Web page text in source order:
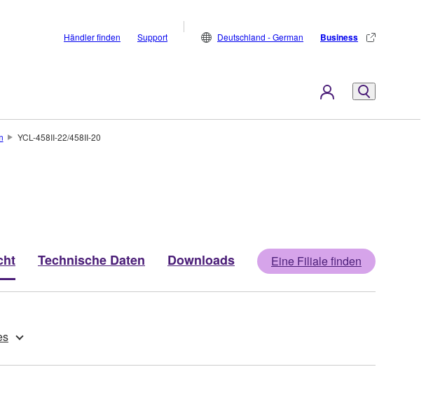
Händler finden Support Deutschland - German Business
YCL-458II-22/458II-20
Technische Daten Downloads Eine Filiale finden